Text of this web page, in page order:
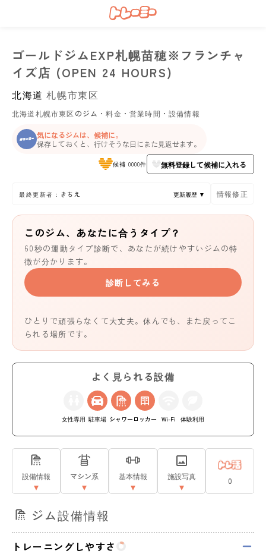
ゴールドジムEXP札幌苗穂※フランチャ
イズ店 (OPEN 24 HOURS)
北海道 札幌市東区
北海道札幌市東区のジム・料金・営業時間・設備情報
気になるジムは、候補に。
保存しておくと、行けそうな日にまた見返せます。
候補 0000件 無料登録して候補に入れる
最終更新者：きちえ 更新履歴 ▼ 情報修正
このジム、あなたに合うタイプ？
60秒の運動タイプ診断で、あなたが続けやすいジムの特
徴が分かります。
診断してみる
ひとりで頑張らなくて大丈夫。休んでも、また戻ってこ
られる場所です。
よく見られる設備
女性専用 駐車場 シャワー ロッカー Wi-Fi 体験利用
設備情報 マシン系 基本情報 施設写真 0
ジム設備情報
トレーニングしやすさ